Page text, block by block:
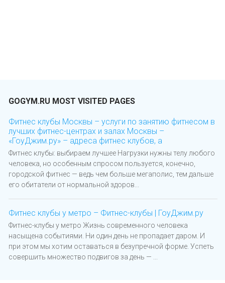
GOGYM.RU MOST VISITED PAGES
Фитнес клубы Москвы – услуги по занятию фитнесом в
лучших фитнес-центрах и залах Москвы –
«ГоуДжим.ру» – адреса фитнес клубов, а
Фитнес клубы: выбираем лучшее Нагрузки нужны телу любого
человека, но особенным спросом пользуется, конечно,
городской фитнес — ведь чем больше мегаполис, тем дальше
его обитатели от нормальной здоров...
Фитнес клубы у метро – Фитнес-клубы | ГоуДжим.ру
Фитнес-клубы у метро Жизнь современного человека
насыщена событиями. Ни один день не пропадает даром. И
при этом мы хотим оставаться в безупречной форме. Успеть
совершить множество подвигов за день — ...